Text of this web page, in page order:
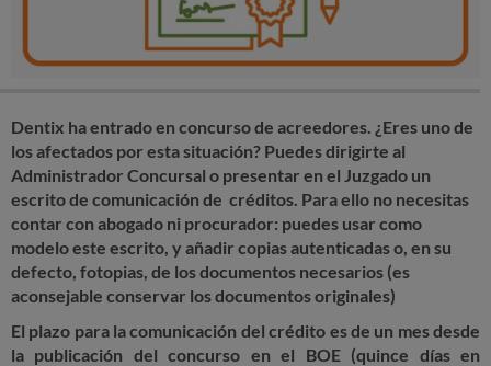
Dentix ha entrado en concurso de acreedores. ¿Eres uno de
los afectados por esta situación? Puedes dirigirte al
Administrador Concursal o presentar en el Juzgado un
escrito de comunicación de créditos. Para ello no necesitas
contar con abogado ni procurador: puedes usar como
modelo este escrito, y añadir copias autenticadas o, en su
defecto, fotopias, de los documentos necesarios (es
aconsejable conservar los documentos originales)
El plazo para la comunicación del crédito es de un mes desde
la publicación del concurso en el BOE (quince días en